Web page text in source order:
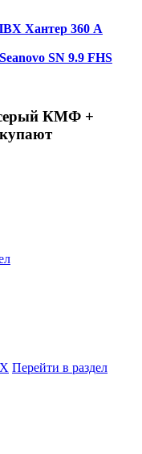
Хантер 360 А
SN 9.9 FHS
серый КМФ +
Перейти в раздел